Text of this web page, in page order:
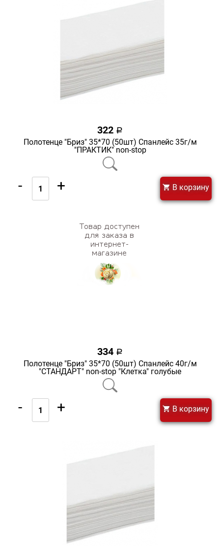
322 a
Полотенце "Бриз" 35*70 (50шт) Спанлейс 35г/м
"ПРАКТИК" non-stop
- + В корзину
334 a
Полотенце "Бриз" 35*70 (50шт) Спанлейс 40г/м
"СТАНДАРТ" non-stop "Клетка" голубые
- + В корзину